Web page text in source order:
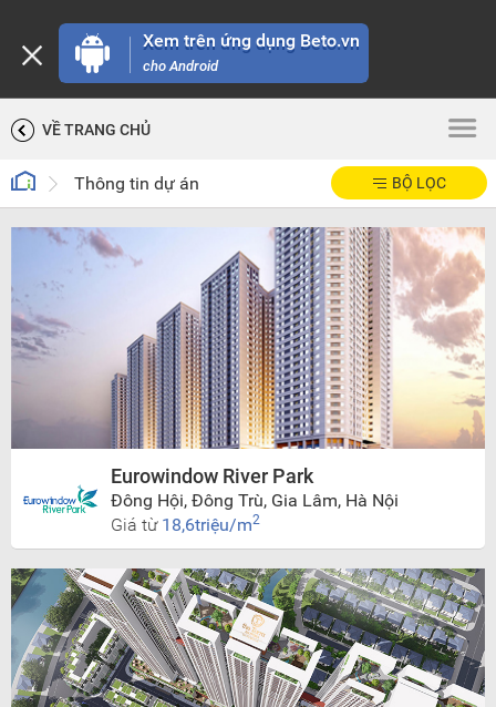
Xem trên ứng dụng Beto.vn
cho Android
VỀ TRANG CHỦ
Thông tin dự án BỘ LỌC
Eurowindow River Park
Đông Hội, Đông Trù, Gia Lâm, Hà Nội
Giá từ 18,6triệu/m2